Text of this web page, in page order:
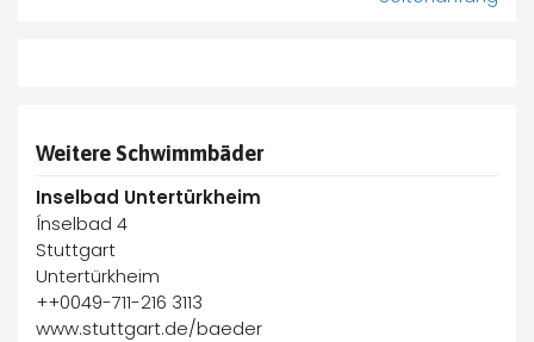
Weitere Schwimmbäder
Inselbad Untertürkheim
Ínselbad 4
Stuttgart
Untertürkheim
++0049-711-216 3113
www.stuttgart.de/baeder